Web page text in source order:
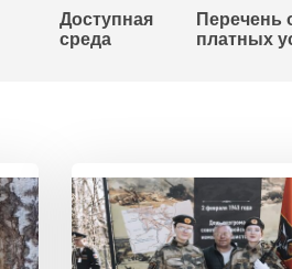
Доступная
среда
Перечень
платных